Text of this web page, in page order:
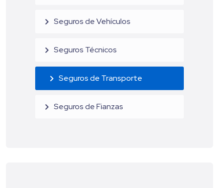
Seguros de Vehículos
Seguros Técnicos
Seguros de Transporte
Seguros de Fianzas